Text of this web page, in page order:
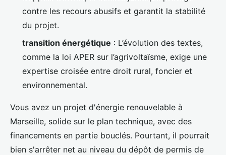
contre les recours abusifs et garantit la stabilité
du projet.
transition énergétique : L’évolution des textes,
comme la loi APER sur l’agrivoltaïsme, exige une
expertise croisée entre droit rural, foncier et
environnemental.
Vous avez un projet d'énergie renouvelable à
Marseille, solide sur le plan technique, avec des
financements en partie bouclés. Pourtant, il pourrait
bien s'arrêter net au niveau du dépôt de permis de